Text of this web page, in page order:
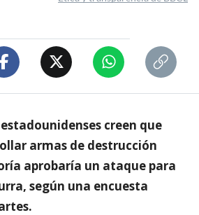
creen que
armas de destrucción
aprobaría un ataque para
según una encuesta